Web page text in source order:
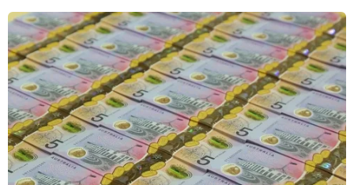
Phó tỉnh trưởng Afghanistan thiệt mạng
vụ tấn công của Taliban
26/04/2018 14:32